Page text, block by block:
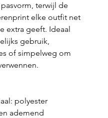
terwijl de
elke outfit net
extra geeft. Ideaal
gebruik,
of simpelweg om
polyester
ademend